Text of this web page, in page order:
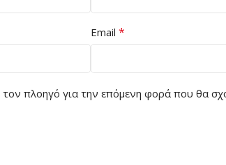
Email *
πλοηγό για την επόμενη φορά που θα